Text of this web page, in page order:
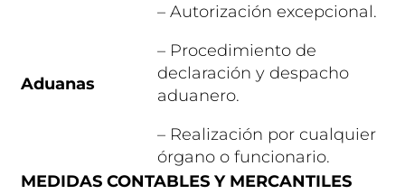
Aduanas
– Autorización excepcional.
– Procedimiento de
declaración y despacho
aduanero.
– Realización por cualquier
órgano o funcionario.
MEDIDAS CONTABLES Y MERCANTILES